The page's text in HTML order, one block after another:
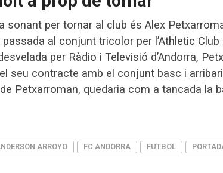
sonant per tornar al club és Alex
al conjunt tricolor per l’Athletic Club
per Ràdio i Televisió d’Andorra,
seu contracte amb el conjunt basc i
Petxarroman, quedaria com a tancada la
ARROYO FC ANDORRA FUTBOL